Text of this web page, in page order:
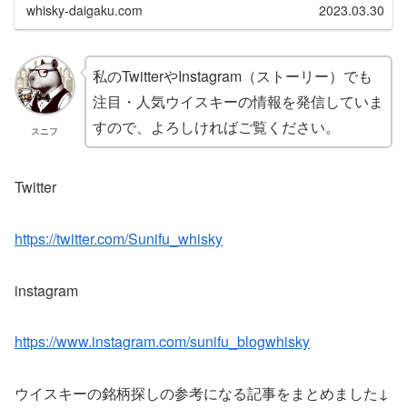
whisky-daigaku.com 2023.03.30
スニフ
私のTwitterやInstagram（ストーリー）でも
注目・人気ウイスキーの情報を発信していま
すので、よろしければご覧ください。
Twitter
https://twitter.com/Sunifu_whisky
instagram
https://www.instagram.com/sunifu_blogwhisky
ウイスキーの銘柄探しの参考になる記事をまとめました↓